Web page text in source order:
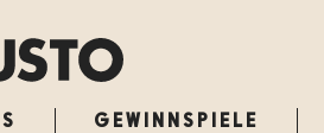
GEWINNSPIELE